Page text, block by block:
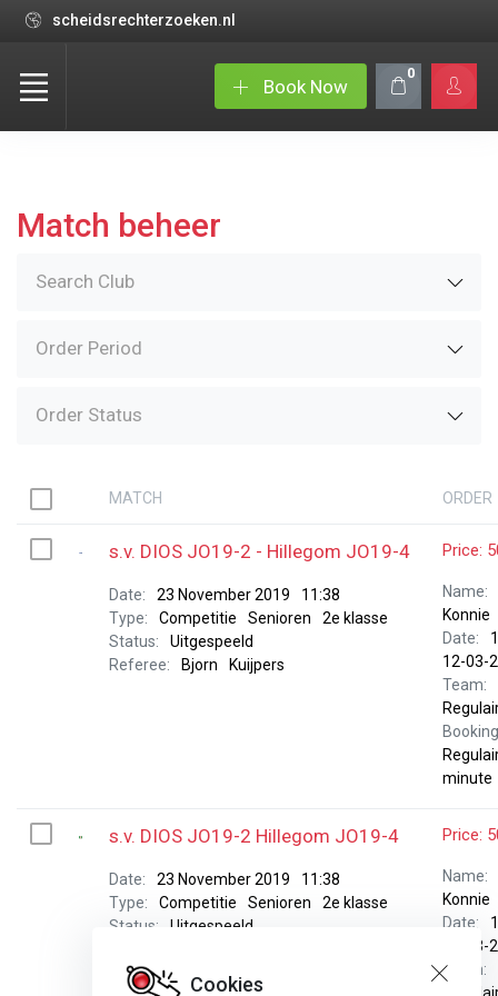
Cookies
scheidsrechterzoeken.nl
Book Now
0
Match beheer
Search Club
Order Period
Order Status
MATCH ORDER
s.v. DIOS JO19-2 - Hillegom JO19-4
Date: 23 November 2019
11:38
Type:
Competitie Senioren
2e klasse
Status:
Uitgespeeld
Referee:
Bjorn Kuijpers
Price:
Name:
Konnie
Date:
12-03-
Team:
minute
s.v. DIOS JO19-2 Hillegom JO19-4
Date: 23 November 2019
11:38
Type:
Competitie Senioren
2e klasse
Status:
Uitgespeeld
Price:
Name:
Konnie
Date:
12-03-
Team: